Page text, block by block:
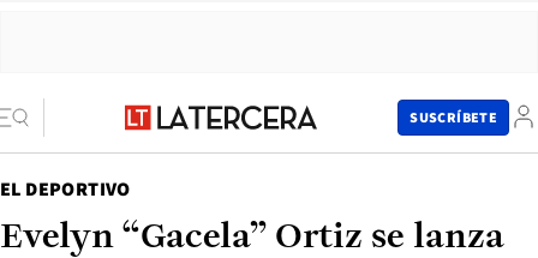
SUSCRÍBETE
EL DEPORTIVO
Evelyn “Gacela” Ortiz se lanza